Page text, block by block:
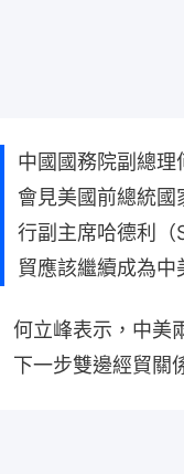
中國國務院副總理
會見美國前總統國
行副主席哈德利
貿應該繼續成為中
何立峰表示，中美
下一步雙邊經貿關